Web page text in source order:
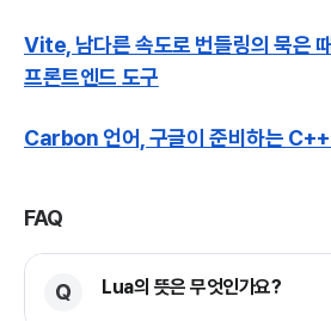
Vite, 남다른 속도로 번들링의 묵은
프론트엔드 도구
Carbon 언어, 구글이 준비하는
FAQ
Lua의 뜻은 무엇인가요?